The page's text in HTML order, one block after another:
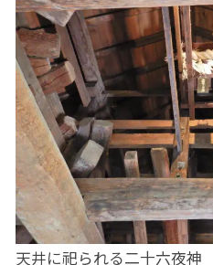
天井に祀られる二十六夜神